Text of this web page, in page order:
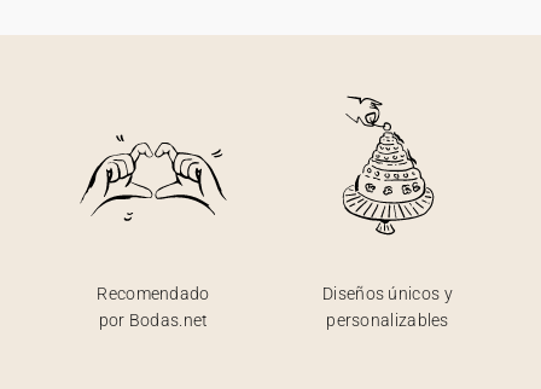
Recomendado
por Bodas.net
Diseños únicos y
personalizables